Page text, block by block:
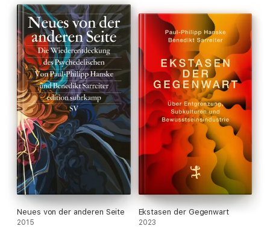
Neues von der anderen Seite
2015
Ekstasen der Gegenwart
2023